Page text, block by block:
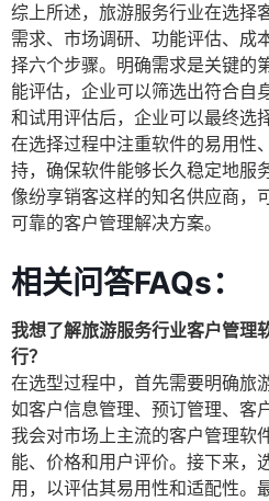
综上所述，旅游服务行业在选择
需求、市场调研、功能评估、成
择六个步骤。明确需求是关键的
能评估，企业可以筛选出符合自
和试用评估后，企业可以最终选
在选择过程中注重软件的易用性
持，确保软件能够长久稳定地服
像纷享销客这样的知名供应商，
可靠的客户管理解决方案。
相关问答FAQs：
我想了解旅游服务行业客户管理
行？
在选型过程中，首先需要明确旅
如客户信息管理、预订管理、客
我会对市场上主流的客户管理软
能、价格和用户评价。接下来，
用，以评估其易用性和适配性。